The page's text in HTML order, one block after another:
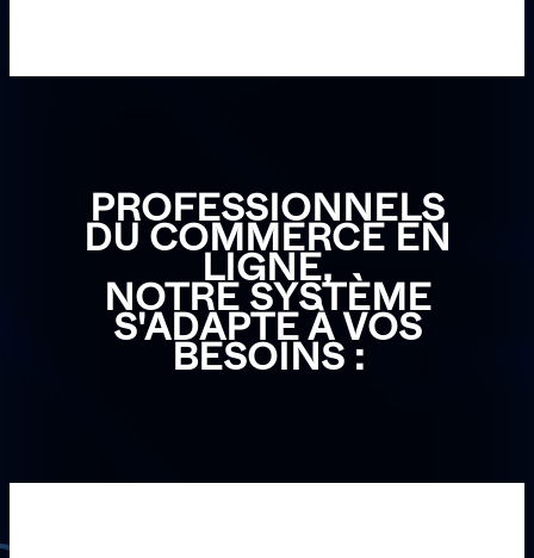
PROFESSIONNELS
DU COMMERCE EN
LIGNE,
NOTRE SYSTÈME
S'ADAPTE À VOS
BESOINS :